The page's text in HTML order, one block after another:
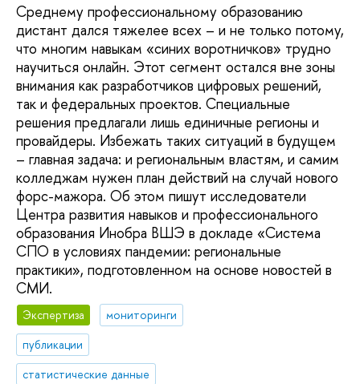
Среднему профессиональному образованию
дистант дался тяжелее всех – и не только потому,
что многим навыкам «синих воротничков» трудно
научиться онлайн. Этот сегмент остался вне зоны
внимания как разработчиков цифровых решений,
так и федеральных проектов. Специальные
решения предлагали лишь единичные регионы и
провайдеры. Избежать таких ситуаций в будущем
– главная задача: и региональным властям, и самим
колледжам нужен план действий на случай нового
форс-мажора. Об этом пишут исследователи
Центра развития навыков и профессионального
образования Инобра ВШЭ в докладе «Система
СПО в условиях пандемии: региональные
практики», подготовленном на основе новостей в
СМИ.
Экспертиза
мониторинги
публикации
статистические данные